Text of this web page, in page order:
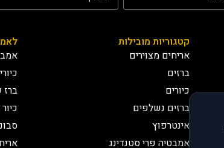
קטגוריות מובילות
אריחים מצוירים
ברזים
כיורים
ברזים נשלפים
אינטרפוץ
אמבטיה פרי סטנדינג
ברז